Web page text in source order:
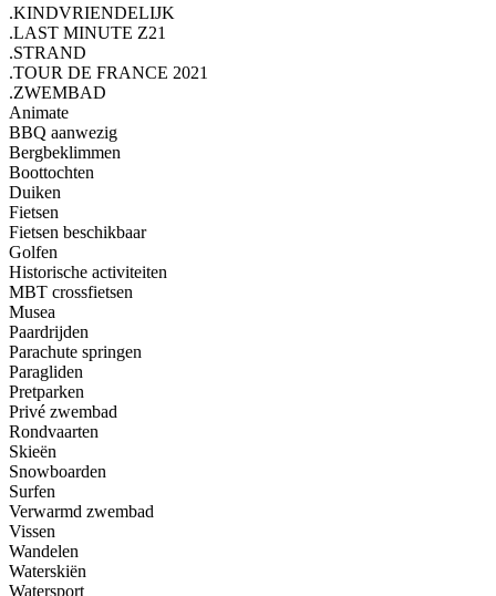
.KINDVRIENDELIJK
.LAST MINUTE Z21
.STRAND
.TOUR DE FRANCE 2021
.ZWEMBAD
Animate
BBQ aanwezig
Bergbeklimmen
Boottochten
Duiken
Fietsen
Fietsen beschikbaar
Golfen
Historische activiteiten
MBT crossfietsen
Musea
Paardrijden
Parachute springen
Paragliden
Pretparken
Privé zwembad
Rondvaarten
Skieën
Snowboarden
Surfen
Verwarmd zwembad
Vissen
Wandelen
Waterskiën
Watersport